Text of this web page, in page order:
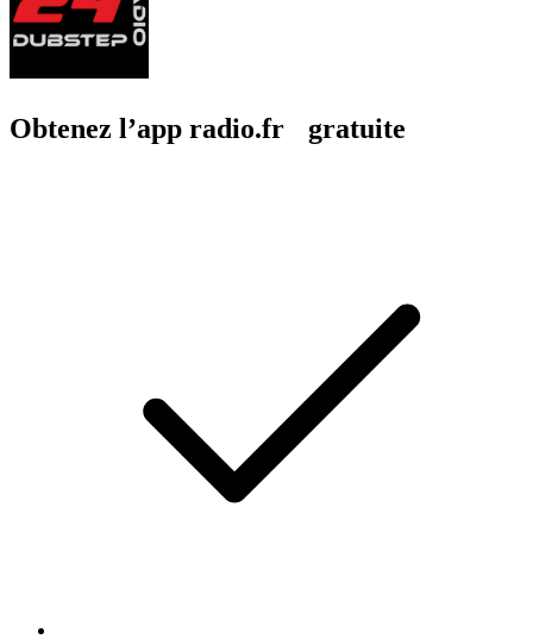
Obtenez l’app radio.fr gratuite